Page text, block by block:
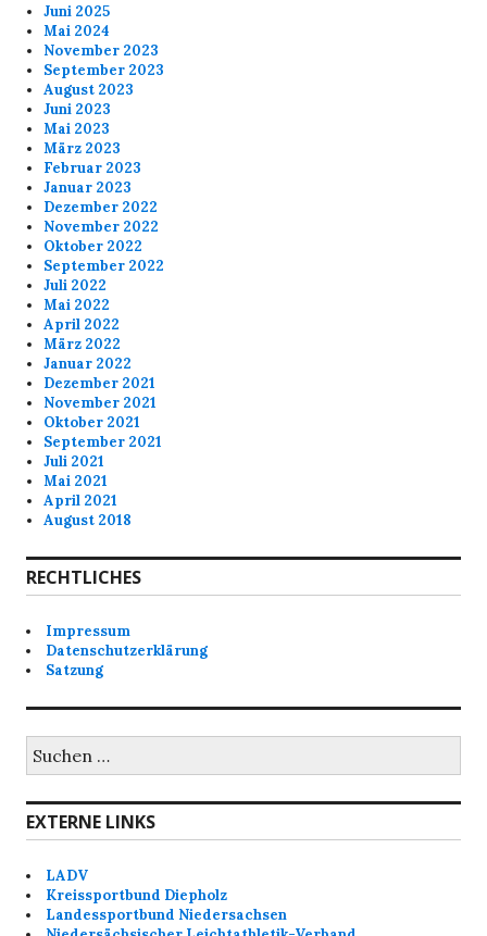
Juni 2025
Mai 2024
November 2023
September 2023
August 2023
Juni 2023
Mai 2023
März 2023
Februar 2023
Januar 2023
Dezember 2022
November 2022
Oktober 2022
September 2022
Juli 2022
Mai 2022
April 2022
März 2022
Januar 2022
Dezember 2021
November 2021
Oktober 2021
September 2021
Juli 2021
Mai 2021
April 2021
August 2018
RECHTLICHES
Impressum
Datenschutzerklärung
Satzung
nach:
EXTERNE LINKS
LADV
Kreissportbund Diepholz
Landessportbund Niedersachsen